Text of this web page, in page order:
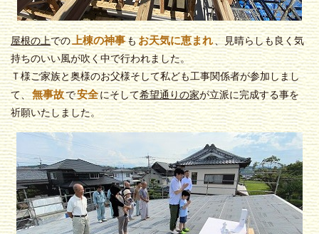
屋根の上での 上棟の神事もお天気に恵まれ 、見晴らしも良く気
持ちのいい風が吹く中で行われました。
Ｔ様ご家族と奥様のお父様そして私ども工事関係者が参加しまし
て、無事故で安全にそして希望通りの家が立派に完成する事を
祈願いたしました。